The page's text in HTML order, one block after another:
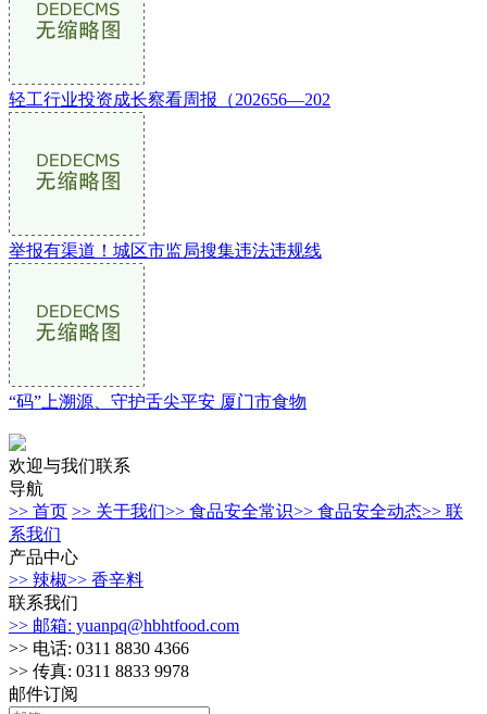
轻工行业投资成长察看周报（202656—202
举报有渠道！城区市监局搜集违法违规线
“码”上溯源、守护舌尖平安 厦门市食物
欢迎与我们联系
导航
>> 首页 >> 关于我们>> 食品安全常识>> 食品安全动态>> 联
系我们
产品中心
>> 辣椒>> 香辛料
联系我们
>> 邮箱: yuanpq@hbhtfood.com
>> 电话: 0311 8830 4366
>> 传真: 0311 8833 9978
邮件订阅